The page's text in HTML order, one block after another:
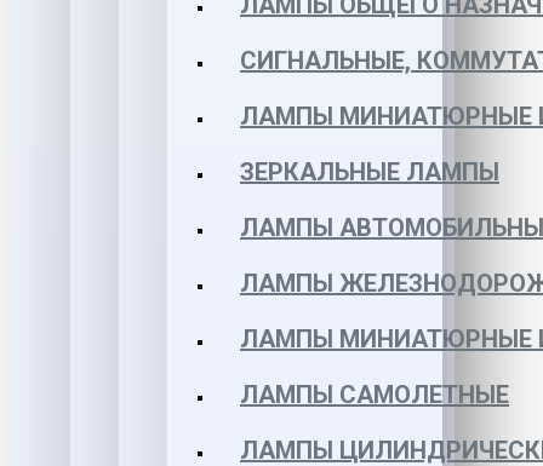
СИГНАЛЬНЫЕ,
ЛАМПЫ МИНИАТЮРНЫЕ
ЗЕРКАЛЬНЫЕ ЛАМПЫ
ЛАМПЫ
ЛАМПЫ
ЛАМПЫ МИНИАТЮРНЫЕ
ЛАМПЫ САМОЛЕТНЫЕ
ЛАМПЫ